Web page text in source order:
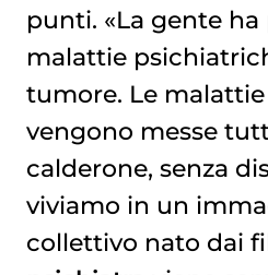
punti. «La gente ha
malattie
tumore. Le
vengono messe
calderone, senza
viviamo in un
collettivo nato dai